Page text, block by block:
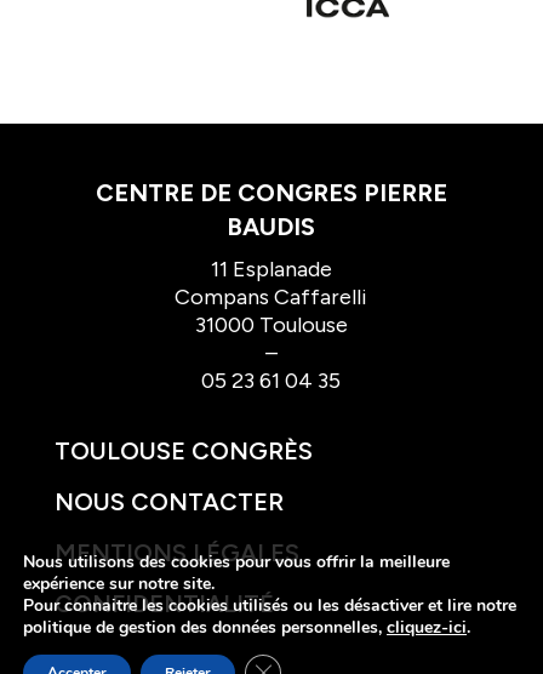
CENTRE DE CONGRES PIERRE
BAUDIS
11 Esplanade
Compans Caffarelli
31000 Toulouse
–
05 23 61 04 35
TOULOUSE CONGRÈS
NOUS CONTACTER
MENTIONS LÉGALES
CONFIDENTIALITÉ
Nous utilisons des cookies pour vous offrir la meilleure
expérience sur notre site.
Pour connaitre les cookies utilisés ou les désactiver et lire notre
politique de gestion des données personnelles, cliquez-ici.
Fermer la bannière des cookies